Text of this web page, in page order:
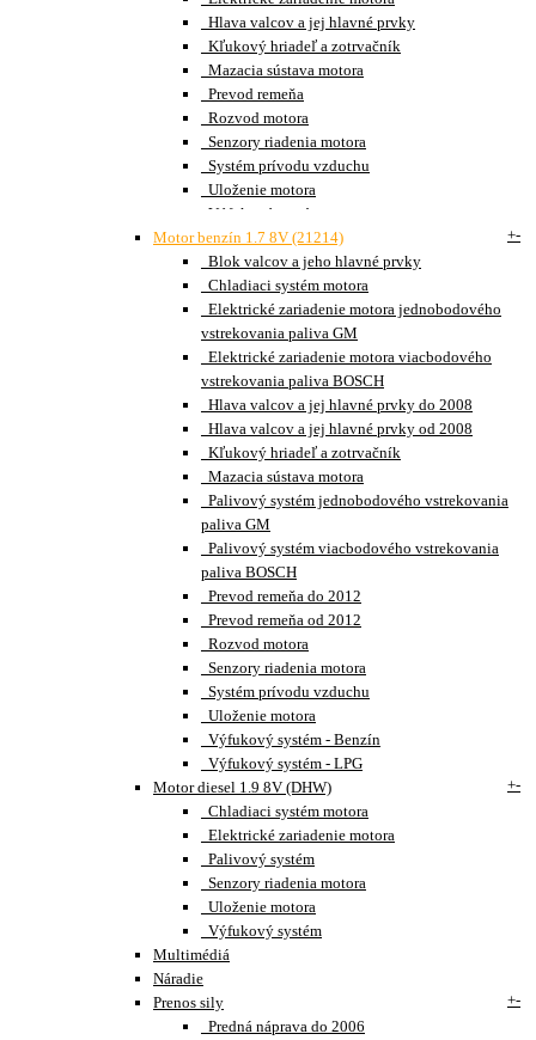
Hlava valcov a jej hlavné prvky
Kľukový hriadeľ a zotrvačník
Mazacia sústava motora
Prevod remeňa
Rozvod motora
Senzory riadenia motora
Systém prívodu vzduchu
Uloženie motora
Výfukový systém
Motor benzín 1.7 8V (21214)
+-
Blok valcov a jeho hlavné prvky
Chladiaci systém motora
Elektrické zariadenie motora jednobodového
vstrekovania paliva GM
Elektrické zariadenie motora viacbodového
vstrekovania paliva BOSCH
Hlava valcov a jej hlavné prvky do 2008
Hlava valcov a jej hlavné prvky od 2008
Kľukový hriadeľ a zotrvačník
Mazacia sústava motora
Palivový systém jednobodového vstrekovania
paliva GM
Palivový systém viacbodového vstrekovania
paliva BOSCH
Prevod remeňa do 2012
Prevod remeňa od 2012
Rozvod motora
Senzory riadenia motora
Systém prívodu vzduchu
Uloženie motora
Výfukový systém - Benzín
Výfukový systém - LPG
Motor diesel 1.9 8V (DHW)
+-
Chladiaci systém motora
Elektrické zariadenie motora
Palivový systém
Senzory riadenia motora
Uloženie motora
Výfukový systém
Multimédiá
Náradie
Prenos sily
+-
Predná náprava do 2006